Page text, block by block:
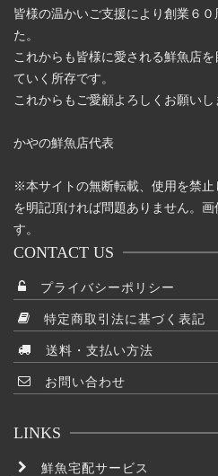
皆様の温かいご支援により創業６
た。
これからも皆様に愛される鮮魚店
ていく所存です。
これからもご愛顧よろしくお願いし
かやの鮮魚店代表
※本サイトの無断転載、使用を禁
を明記頂ければ問題ありません。
す。
CONTACT US
プライバシーポリシー
特定商取引法に基づく表記
送料・支払い方法
お問い合わせ
LINKS
鮮魚宅配サービス